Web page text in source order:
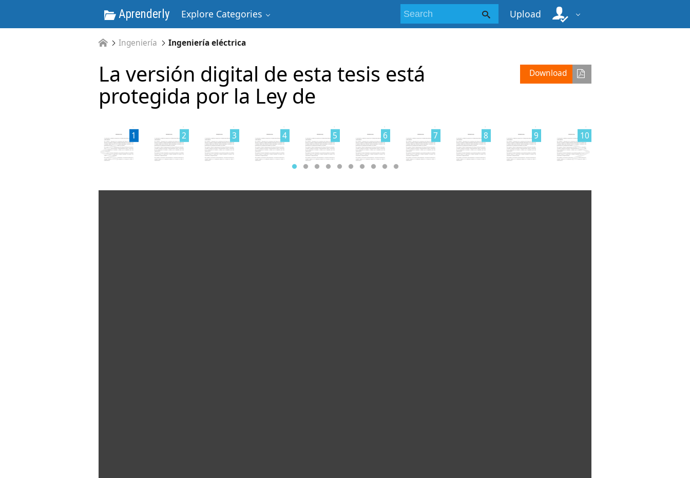
Aprenderly Explore Categories Upload
Ingeniería Ingeniería eléctrica
Download
La versión digital de esta tesis está
protegida por la Ley de
1 2 3 4 5 6 7 8 9 10
>
<